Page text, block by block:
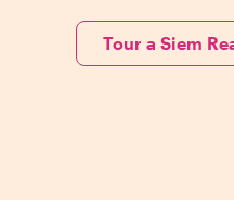
Tour a Siem